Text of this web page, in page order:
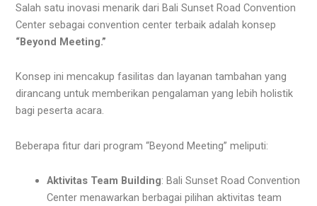
Salah satu inovasi menarik dari Bali Sunset Road Convention
Center sebagai convention center terbaik adalah konsep
“Beyond Meeting.”
Konsep ini mencakup fasilitas dan layanan tambahan yang
dirancang untuk memberikan pengalaman yang lebih holistik
bagi peserta acara.
Beberapa fitur dari program “Beyond Meeting” meliputi:
Aktivitas Team Building: Bali Sunset Road Convention
Center menawarkan berbagai pilihan aktivitas team